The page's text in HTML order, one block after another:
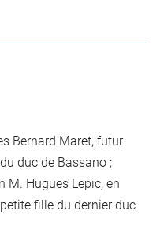
Bernard Maret, futur
duc de Bassano ;
M. Hugues Lepic, en
fille du dernier duc